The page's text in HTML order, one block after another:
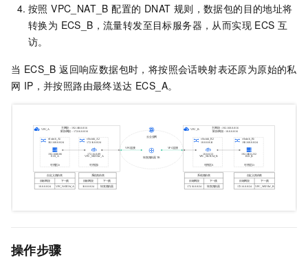
按照 VPC_NAT_B 配置的 DNAT 规则，数据包的目的地址将
转换为 ECS_B，流量转发至目标服务器，从而实现 ECS 互
访。
当 ECS_B 返回响应数据包时，将按照会话映射表还原为原始的私
网 IP，并按照路由最终送达 ECS_A。
操作步骤